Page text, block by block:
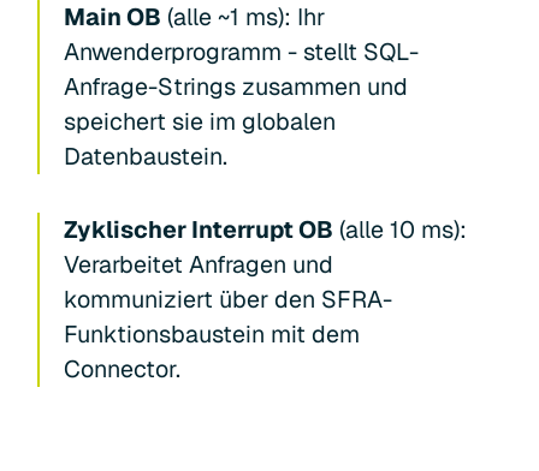
Main OB (alle ~1 ms): Ihr
Anwenderprogramm - stellt SQL-
Anfrage-Strings zusammen und
speichert sie im globalen
Datenbaustein.
Zyklischer Interrupt OB (alle 10 ms):
Verarbeitet Anfragen und
kommuniziert über den SFRA-
Funktionsbaustein mit dem
Connector.